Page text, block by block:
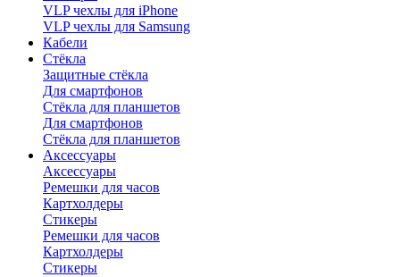
VLP чехлы для iPhone
VLP чехлы для Samsung
Кабели
Стёкла
Защитные стёкла
Для смартфонов
Стёкла для планшетов
Для смартфонов
Стёкла для планшетов
Аксессуары
Аксессуары
Ремешки для часов
Картхолдеры
Стикеры
Ремешки для часов
Картхолдеры
Стикеры